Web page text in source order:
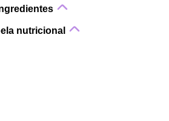
nutricional